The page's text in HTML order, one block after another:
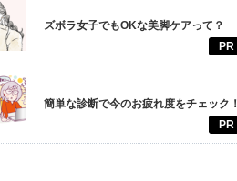
ズボラ女子でもOKな美脚ケアって？
PR
簡単な診断で今のお疲れ度をチェック！
PR